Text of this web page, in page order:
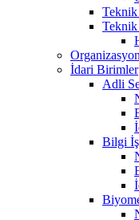
Teknik
İdari Birimler
Adli
Bilgi